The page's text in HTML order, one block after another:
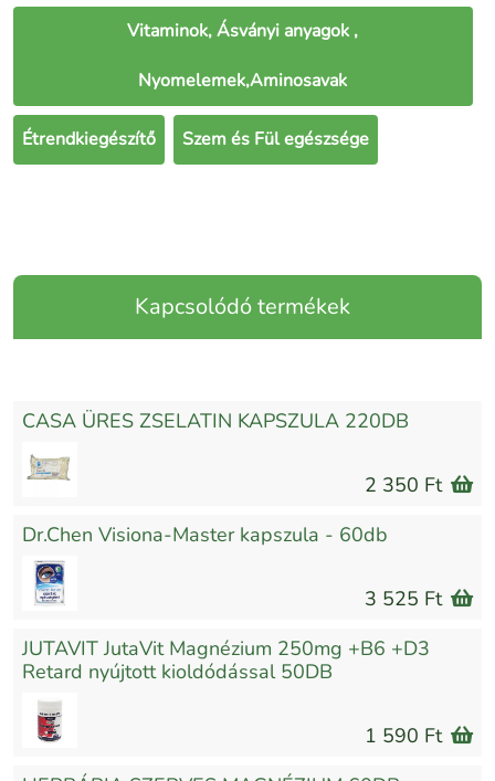
Vitaminok, Ásványi anyagok ,
Nyomelemek,Aminosavak
Étrendkiegészítő Szem és Fül egészsége
Kapcsolódó termékek
CASA ÜRES ZSELATIN KAPSZULA 220DB
2 350 Ft
Dr.Chen Visiona-Master kapszula - 60db
3 525 Ft
JUTAVIT JutaVit Magnézium 250mg +B6 +D3
Retard nyújtott kioldódással 50DB
1 590 Ft